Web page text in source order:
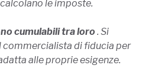
le imposte.
cumulabili tra loro . Si
commercialista di fiducia per
alle proprie esigenze.